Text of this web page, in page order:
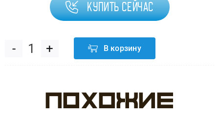
Купить сейчас
Количество
Свеча
В корзину
Похожие